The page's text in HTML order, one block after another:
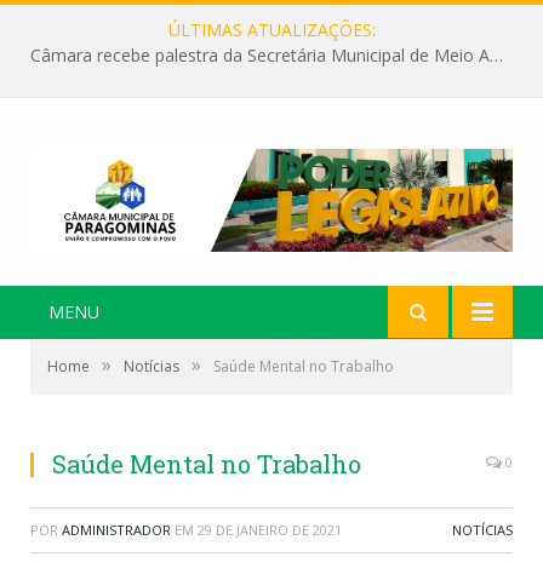
ÚLTIMAS ATUALIZAÇÕES:
Câmara recebe palestra da Secretária Municipal de Meio Ambiente sobre as ações da “SEMANA DO MEIO AMBIENTE”
MENU
Home » Notícias » Saúde Mental no Trabalho
Saúde Mental no Trabalho 0
POR ADMINISTRADOR EM 29 DE JANEIRO DE 2021 NOTÍCIAS